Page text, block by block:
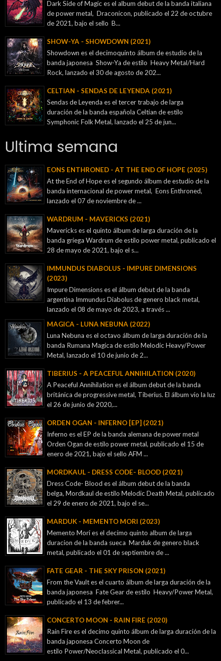
Dark Side of Magic es el album debut de la banda italiana
de power metal, Draconicon, publicado el 22 de octubre
de 2021, bajo el sello B...
SHOW-YA - SHOWDOWN (2021)
Showdown es el decimoquinto álbum de estudio de la
banda japonesa Show-Ya de estilo Heavy Metal/Hard
Rock, lanzado el 30 de agosto de 202...
CELTIAN - SENDAS DE LEYENDA (2021)
Sendas de Leyenda es el tercer trabajo de larga
duración de la banda española Celtian de estilo
Symphonic Folk Metal, lanzado el 25 de jun...
Ultima semana
EONS ENTHRONED - AT THE END OF HOPE (2025)
At the End of Hope es el segundo álbum de estudio de la
banda internacional de power metal, Eons Enthroned,
lanzado el 07 de noviembre de ...
WARDRUM - MAVERICKS (2021)
Mavericks es el quinto álbum de larga duración de la
banda griega Wardrum de estilo power metal, publicado el
28 de mayo de 2021, bajo el s...
IMMUNDUS DIABOLUS - IMPURE DIMENSIONS
(2023)
Impure Dimensions es el álbum debut de la banda
argentina Immundus Diabolus de genero black metal,
lanzado el 08 de mayo de 2023, a través ...
MAGICA - LUNA NEBUNA (2022)
Luna Nebuna es el octavo álbum de larga duración de la
banda Rumana Magica de estilo Melodic Heavy/Power
Metal, lanzado el 10 de junio de 2...
TIBERIUS - A PEACEFUL ANNIHILATION (2020)
A Peaceful Annihilation es el álbum debut de la banda
británica de progressive metal, Tiberius. El álbum vio la luz
el 26 de junio de 2020,...
ORDEN OGAN - INFERNO [EP] (2021)
Inferno es el EP de la banda alemana de power metal
Orden Ogan de estilo power metal, publicado el 15 de
enero de 2021, bajo el sello AFM ...
MORDKAUL - DRESS CODE- BLOOD (2021)
Dress Code- Blood es el álbum debut de la banda
belga, Mordkaul de estilo Melodic Death Metal, publicado
el 29 de enero de 2021, bajo el se...
MARDUK - MEMENTO MORI (2023)
Memento Mori es el decimo quinto album de larga
duracion de la banda sueca Marduk de genero black
metal, publicado el 01 de septiembre de ...
FATE GEAR - THE SKY PRISON (2021)
From the Vault es el cuarto álbum de larga duración de la
banda japonesa Fate Gear de estilo Heavy/Power Metal,
publicado el 13 de febrer...
CONCERTO MOON - RAIN FIRE (2020)
Rain Fire es el decimo quinto álbum de larga duración de la
banda japonesa Concerto Moon de
estilo Power/Neoclassical Metal, publicado el 0...